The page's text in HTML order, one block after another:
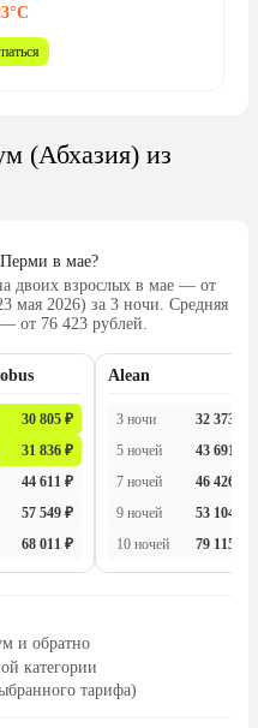
(Абхазия) из
в мае?
двоих взрослых в мае — от
мая 2026) за 3 ночи. Средняя
от 76 423 рублей.
30 805 ₽
31 836 ₽
44 611 ₽
57 549 ₽
68 011 ₽
Alean
3 ночи
32 373 ₽
5 ночей
43 691 ₽
7 ночей
46 426 ₽
9 ночей
53 104 ₽
10 ночей
79 115 ₽
и обратно
категории
тарифа)